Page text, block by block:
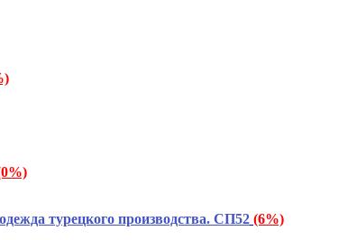
турецкого производства. СП52 (6%)